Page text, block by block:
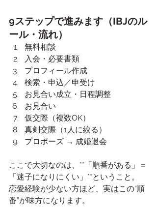
9ステップで進みます（IBJのル
ール・流れ）
無料相談
入会・必要書類
プロフィール作成
検索・申込／申受け
お見合い成立・日程調整
お見合い
仮交際（複数OK）
真剣交際（1人に絞る）
プロポーズ → 成婚退会
ここで大切なのは、**「順番がある」＝
「迷子になりにくい」**ということ。
恋愛経験が少ない方ほど、実はこの“順
番”が味方になります。